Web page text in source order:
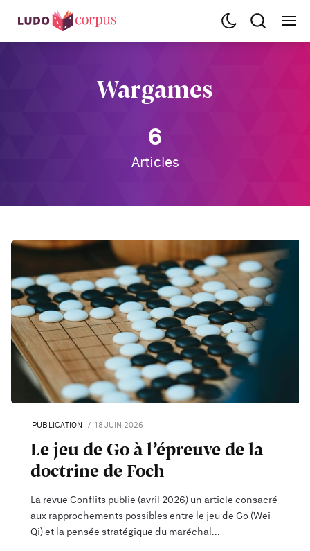
Wargames
6
Articles
PUBLICATION 18 JUIN 2026
Le jeu de Go à l’épreuve de la
doctrine de Foch
La revue Conflits publie (avril 2026) un article consacré
aux rapprochements possibles entre le jeu de Go (Wei
Qi) et la pensée stratégique du maréchal